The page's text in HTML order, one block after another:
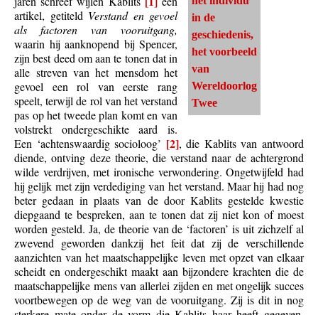
in de
geschiedenis,
het voorbeeld
van
Wereldoorlog
Twee
artikel, getiteld Verstand en gevoel
als factoren van vooruitgang,
waarin hij aanknopend bij Spencer,
zijn best deed om aan te tonen dat in
alle streven van het mensdom het
gevoel een rol van eerste rang
speelt, terwijl de rol van het verstand
pas op het tweede plan komt en van
volstrekt ondergeschikte aard is.
Een ‘achtenswaardig socioloog’ [2], die Kablits van antwoord
diende, ontving deze theorie, die verstand naar de achtergrond
wilde verdrijven, met ironische verwondering. Ongetwijfeld had
hij gelijk met zijn verdediging van het verstand. Maar hij had nog
beter gedaan in plaats van de door Kablits gestelde kwestie
diepgaand te bespreken, aan te tonen dat zij niet kon of moest
worden gesteld. Ja, de theorie van de ‘factoren’ is uit zichzelf al
zwevend geworden dankzij het feit dat zij de verschillende
aanzichten van het maatschappelijke leven met opzet van elkaar
scheidt en ondergeschikt maakt aan bijzondere krachten die de
maatschappelijke mens van allerlei zijden en met ongelijk succes
voortbewegen op de weg van de vooruitgang. Zij is dit in nog